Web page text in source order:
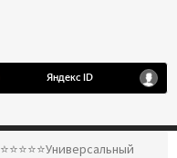
⭐️⭐️⭐️⭐️⭐️Универсальный